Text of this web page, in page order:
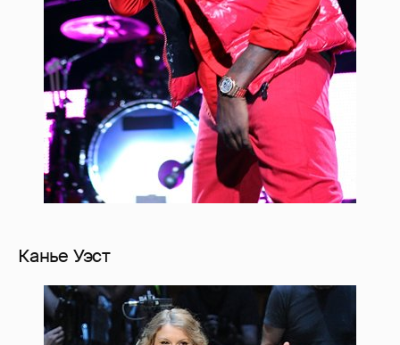
Канье Уэст